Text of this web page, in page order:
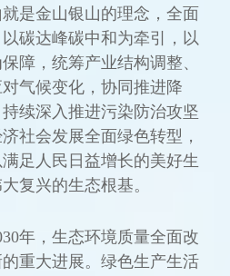
是金山银山的理念，全面
碳达峰碳中和为牵引，以
障，统筹产业结构调整、
气候变化，协同推进降
续深入推进污染防治攻坚
社会发展全面绿色转型，
足人民日益增长的美好生
复兴的生态根基。
年，生态环境质量全面改
重大进展。绿色生产生活